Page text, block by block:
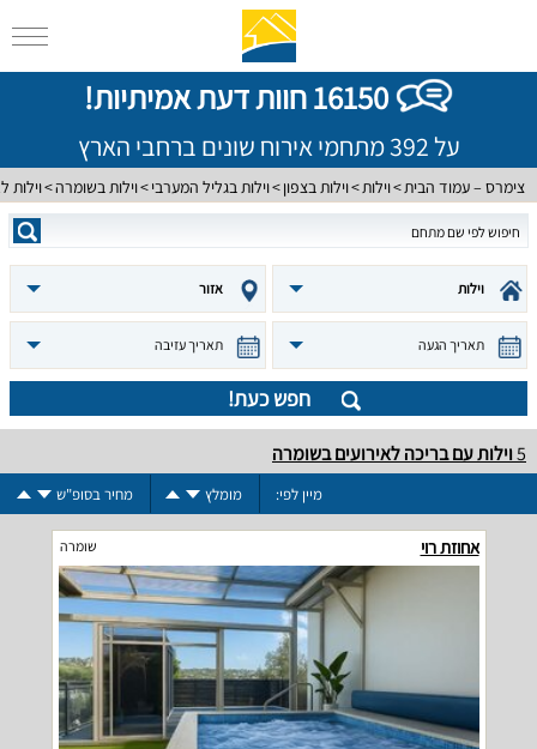
16150 חוות דעת אמיתיות!
על 392 מתחמי אירוח שונים ברחבי הארץ
צימרס – עמוד הבית וילות וילות בצפון וילות בגליל המערבי וילות בשומרה וילות
וילות אזור
תאריך הגעה תאריך עזיבה
חפש כעת!
5וילות עם בריכה לאירועים בשומרה
מיין לפי: מומלץ מחיר בסופ"ש
אחוזת רוי שומרה